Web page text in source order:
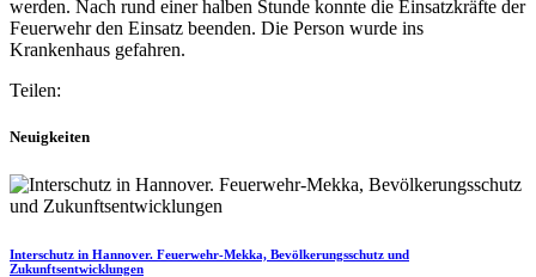
werden. Nach rund einer halben Stunde konnte die Einsatzkräfte der
Feuerwehr den Einsatz beenden. Die Person wurde ins
Krankenhaus gefahren.
Teilen:
Neuigkeiten
Interschutz in Hannover. Feuerwehr-Mekka, Bevölkerungsschutz und
Zukunftsentwicklungen